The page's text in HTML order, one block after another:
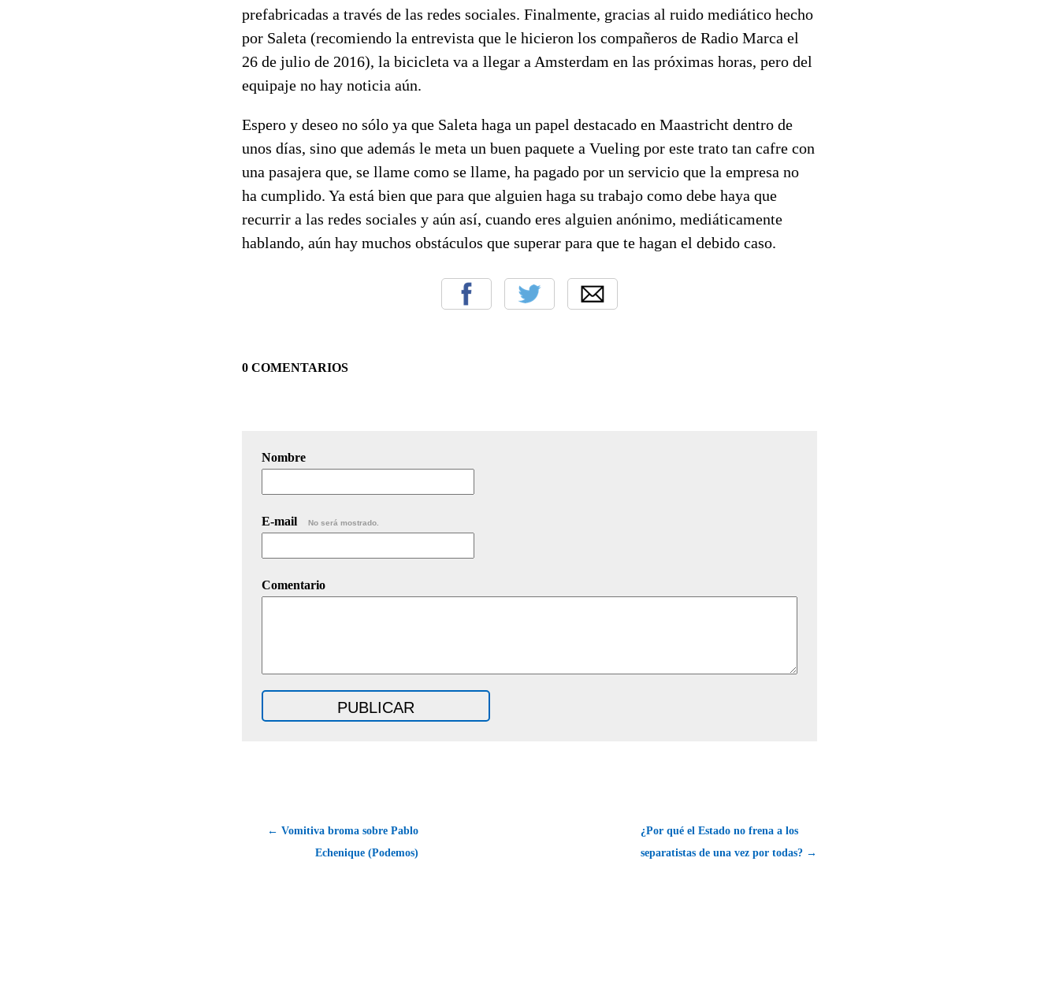
prefabricadas a través de las redes sociales. Finalmente, gracias al ruido mediático hecho
por Saleta (recomiendo la entrevista que le hicieron los compañeros de Radio Marca el
26 de julio de 2016), la bicicleta va a llegar a Amsterdam en las próximas horas, pero del
equipaje no hay noticia aún.
Espero y deseo no sólo ya que Saleta haga un papel destacado en Maastricht dentro de
unos días, sino que además le meta un buen paquete a Vueling por este trato tan cafre con
una pasajera que, se llame como se llame, ha pagado por un servicio que la empresa no
ha cumplido. Ya está bien que para que alguien haga su trabajo como debe haya que
recurrir a las redes sociales y aún así, cuando eres alguien anónimo, mediáticamente
hablando, aún hay muchos obstáculos que superar para que te hagan el debido caso.
0 COMENTARIOS
Nombre
E-mail No será mostrado.
Comentario
← Vomitiva broma sobre Pablo
Echenique (Podemos)
¿Por qué el Estado no frena a los
separatistas de una vez por todas? →